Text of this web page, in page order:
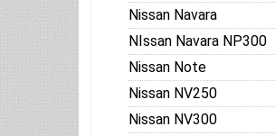
Nissan Navara
NIssan Navara NP300
Nissan Note
Nissan NV250
Nissan NV300